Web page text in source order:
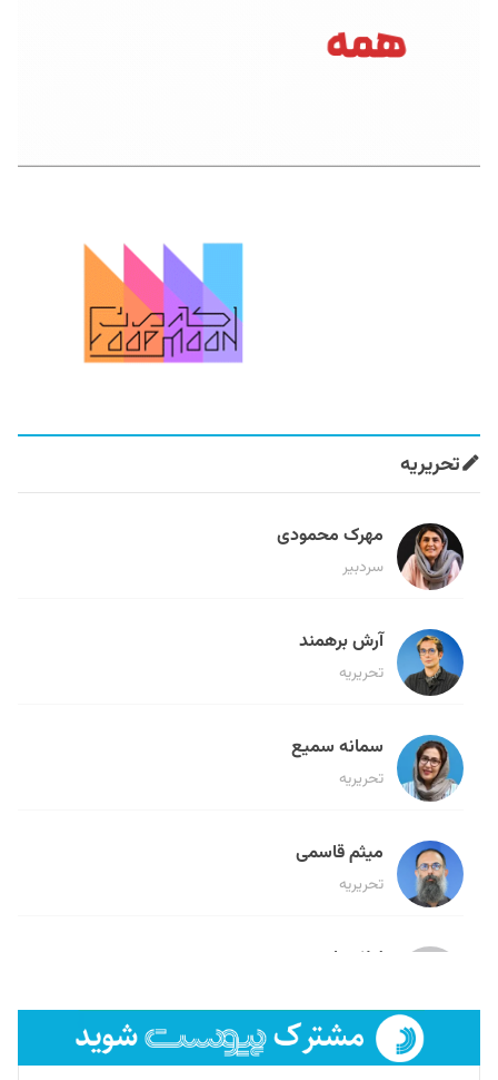
تحریریه
مهرک محمودی
سردبیر
آرش برهمند
تحریریه
سمانه سمیع
تحریریه
میثم قاسمی
تحریریه
لیلا حنارود
فائزه فتحی رستمی